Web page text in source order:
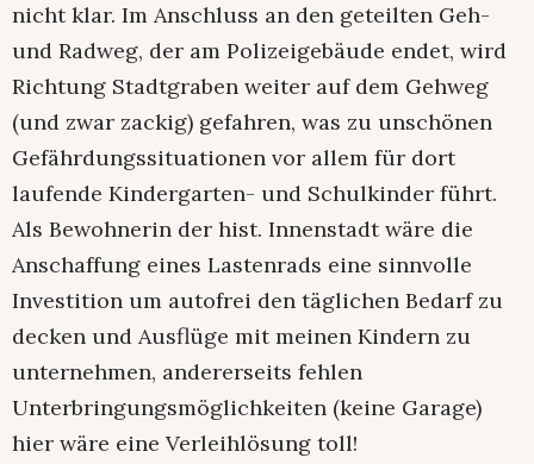
nicht klar. Im Anschluss an den geteilten Geh-
und Radweg, der am Polizeigebäude endet, wird
Richtung Stadtgraben weiter auf dem Gehweg
(und zwar zackig) gefahren, was zu unschönen
Gefährdungssituationen vor allem für dort
laufende Kindergarten- und Schulkinder führt.
Als Bewohnerin der hist. Innenstadt wäre die
Anschaffung eines Lastenrads eine sinnvolle
Investition um autofrei den täglichen Bedarf zu
decken und Ausflüge mit meinen Kindern zu
unternehmen, andererseits fehlen
Unterbringungsmöglichkeiten (keine Garage)
hier wäre eine Verleihlösung toll!